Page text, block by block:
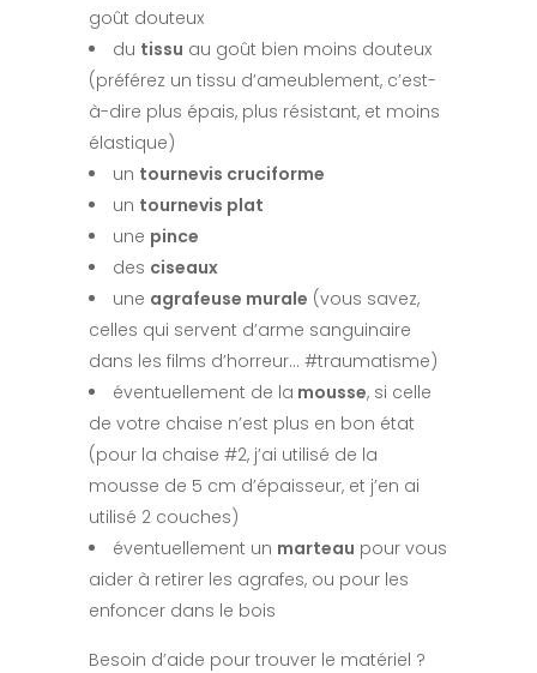
goût douteux
du tissu au goût bien moins douteux
(préférez un tissu d’ameublement, c’est-
à-dire plus épais, plus résistant, et moins
élastique)
un tournevis cruciforme
un tournevis plat
une pince
des ciseaux
une agrafeuse murale (vous savez,
celles qui servent d’arme sanguinaire
dans les films d’horreur… #traumatisme)
éventuellement de la mousse, si celle
de votre chaise n’est plus en bon état
(pour la chaise #2, j’ai utilisé de la
mousse de 5 cm d’épaisseur, et j’en ai
utilisé 2 couches)
éventuellement un marteau pour vous
aider à retirer les agrafes, ou pour les
enfoncer dans le bois
Besoin d’aide pour trouver le matériel ?